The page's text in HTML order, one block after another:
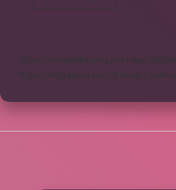
Mi
https://rosmedforum.com
https://
https://megaplan.com.tr knight online